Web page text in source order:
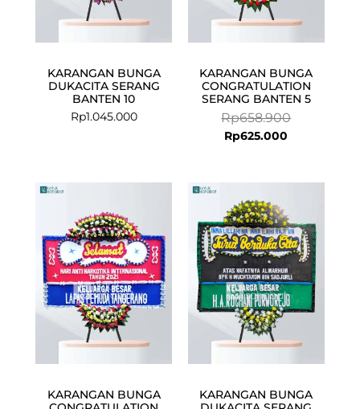
KARANGAN BUNGA
DUKACITA SERANG
BANTEN 10
Rp1.045.000
KARANGAN BUNGA
CONGRATULATION
SERANG BANTEN 5
Rp658.900
Rp625.000
KARANGAN BUNGA
KARANGAN BUNGA